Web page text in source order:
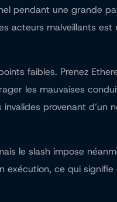
pendant une grande
acteurs malveillants
faibles. Prenez
les mauvaises
provenant
le slash impose
ce qui